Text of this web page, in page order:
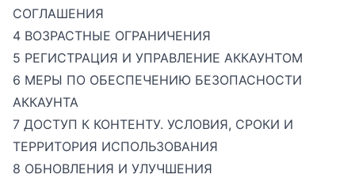
СОГЛАШЕНИЯ
4 ВОЗРАСТНЫЕ ОГРАНИЧЕНИЯ
5 РЕГИСТРАЦИЯ И УПРАВЛЕНИЕ АККАУНТОМ
6 МЕРЫ ПО ОБЕСПЕЧЕНИЮ БЕЗОПАСНОСТИ
АККАУНТА
7 ДОСТУП К КОНТЕНТУ. УСЛОВИЯ, СРОКИ И
ТЕРРИТОРИЯ ИСПОЛЬЗОВАНИЯ
8 ОБНОВЛЕНИЯ И УЛУЧШЕНИЯ